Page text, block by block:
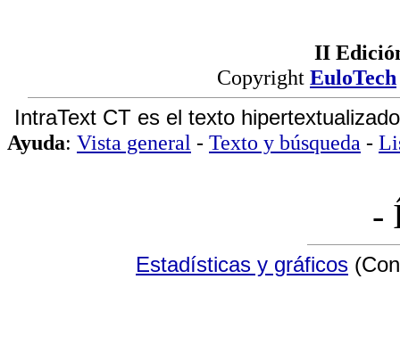
II
Copyright EuloTech
IntraText CT es el texto
Ayuda: Vista general - Texto y búsqueda -
-
Estadísticas y gráficos